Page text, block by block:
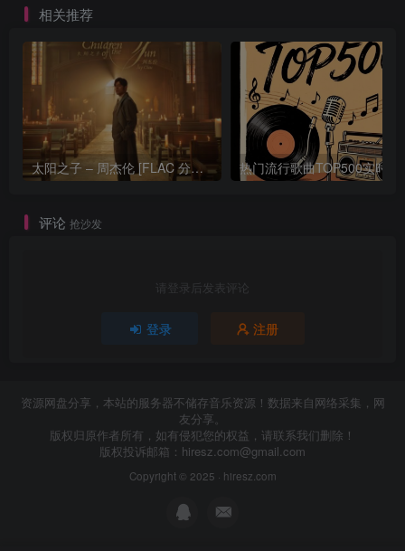
相关推荐
太阳之子 – 周杰伦 [FLAC 分轨 192Khz 24bit]
评论 抢沙发
请登录后发表评论
登录 注册
资源网盘分享，本站的服务器不储存音乐资源！数据来自网络采集，网
友分享。
版权归原作者所有，如有侵犯您的权益，请联系我们删除！
版权投诉邮箱： hiresz.com@gmail.com
Copyright © 2025 · hiresz.com